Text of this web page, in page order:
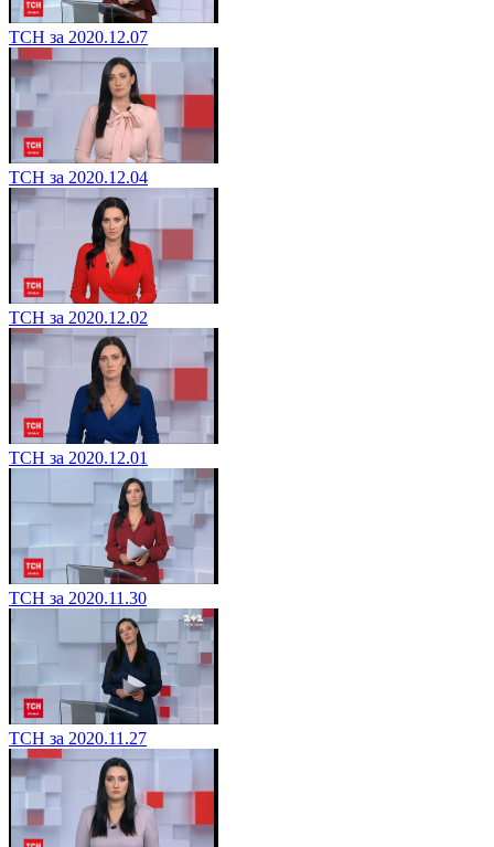
ТСН за 2020.12.07
ТСН за 2020.12.04
ТСН за 2020.12.02
ТСН за 2020.12.01
ТСН за 2020.11.30
ТСН за 2020.11.27